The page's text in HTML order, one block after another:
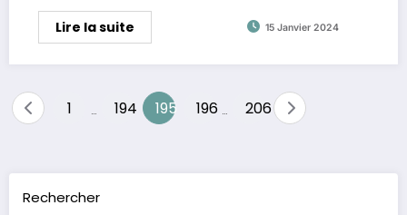
Lire la suite 15 Janvier 2024
Pagination
1 194 195 196 206
Rechercher